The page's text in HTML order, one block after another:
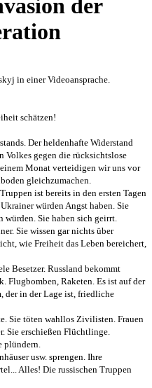
der
in einer Videoansprache.
schätzen!
Der heldenhafte Widerstand
Volkes gegen die rücksichtslose
Monat verteidigen wir uns vor
gleichzumachen.
ist bereits in den ersten Tagen
würden Angst haben. Sie
Sie haben sich geirrt.
Sie wissen gar nichts über
wie Freiheit das Leben bereichert,
Besetzer. Russland bekommt
Flugbomben, Raketen. Es ist auf der
der in der Lage ist, friedliche
Sie töten wahllos Zivilisten. Frauen
Sie erschießen Flüchtlinge.
plündern.
usw. sprengen. Ihre
Alles! Die russischen Truppen